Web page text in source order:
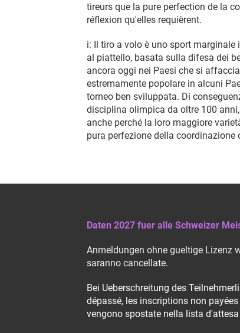
tireurs que la pure perfection de la
réflexion qu'elles requièrent.
i: Il tiro a volo è uno sport
al piattello, basata sulla difesa dei
ancora oggi nei Paesi che si
estremamente popolare in alcuni
torneo ben sviluppata. Di
disciplina olimpica da oltre 100
anche perché la loro maggiore
pura perfezione della
Daten 2027 fuer alle Schweizer
Anmeldungen ohne gueltige Lizenz
saranno cancellate.
Bei Ueberschreitung des
dépassé, les inscriptions non
vengono spostate nella lista d'attesa